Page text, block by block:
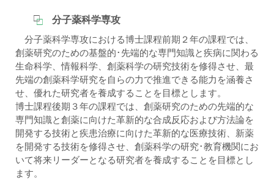
分子薬科学専攻
分子薬科学専攻における博士課程前期２年の課程では、
創薬研究のための基盤的･先端的な専門知識と疾病に関わる
生命科学、情報科学、創薬科学の研究技術を修得させ、最
先端の創薬科学研究を自らの力で推進できる能力を涵養さ
せ、優れた研究者を養成することを目標とします。
博士課程後期３年の課程では、創薬研究のための先端的な
専門知識と創薬に向けた革新的な合成反応および方法論を
開発する技術と疾患治療に向けた革新的な医療技術、新薬
を開発する技術を修得させ、創薬科学の研究･教育機関にお
いて将来リーダーとなる研究者を養成することを目標とし
ます。